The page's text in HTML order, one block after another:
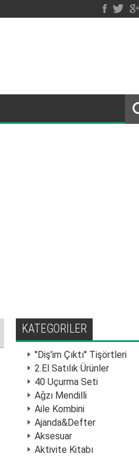
KATEGORİLER
''Diş'im Çıktı'' Tişörtleri
2.El Satılık Ürünler
40 Uçurma Seti
Ağzı Mendilli
Aile Kombini
Ajanda&Defter
Aksesuar
Aktivite Kitabı